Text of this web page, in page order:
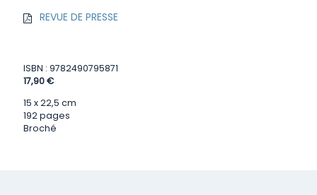
REVUE DE PRESSE
ISBN : 9782490795871
17,90 €
15 x 22,5 cm
192 pages
Broché